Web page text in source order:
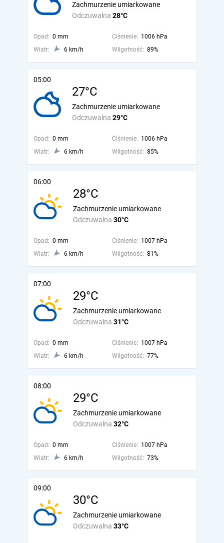
Odczuwalna 28°C
Zachmurzenie umiarkowane
Opad: 0 mm Ciśnienie: 1006 hPa
Wiatr:
6 km/h Wilgotność: 89%
05:00
27°C
Odczuwalna 29°C
Zachmurzenie umiarkowane
Opad: 0 mm Ciśnienie: 1006 hPa
Wiatr:
6 km/h Wilgotność: 85%
06:00
28°C
Odczuwalna 30°C
Zachmurzenie umiarkowane
Opad: 0 mm Ciśnienie: 1007 hPa
Wiatr:
6 km/h Wilgotność: 81%
07:00
29°C
Odczuwalna 31°C
Zachmurzenie umiarkowane
Opad: 0 mm Ciśnienie: 1007 hPa
Wiatr:
6 km/h Wilgotność: 77%
08:00
29°C
Odczuwalna 32°C
Zachmurzenie umiarkowane
Opad: 0 mm Ciśnienie: 1007 hPa
Wiatr:
6 km/h Wilgotność: 73%
09:00
30°C
Odczuwalna 33°C
Zachmurzenie umiarkowane